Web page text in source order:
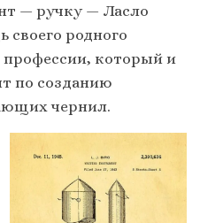
— ручку — Ласло
родного
профессии, который и
по созданию
чернил.